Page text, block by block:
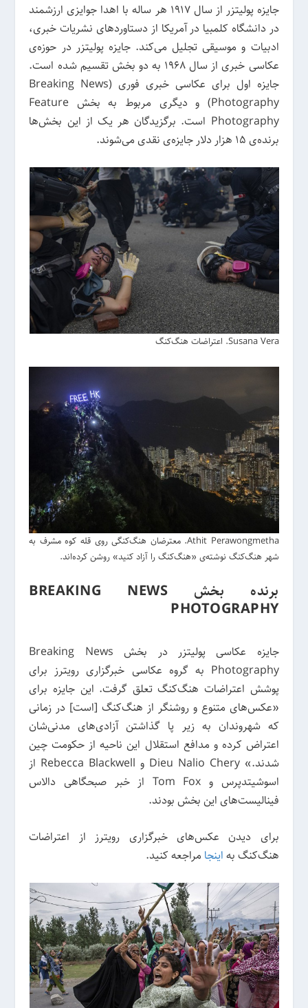
جایزه پولیتزر از سال 1917 هر ساله با اهدا جوایزی ارزشمند
در دانشگاه کلمبیا در آمریکا از دستاوردهای نشریات خبری،
ادبیات و موسیقی تجلیل می‌کند. جایزه پولیتزر در حوزه‌ی
عکاسی خبری از سال 1968 به دو بخش تقسیم شده است.
جایزه اول برای عکاسی خبری فوری (Breaking News
Photography) و دیگری مربوط به بخش Feature
Photography است. برگزیدگان هر یک از این بخش‌ها
برنده‌ی 15 هزار دلار جایزه‌ی نقدی می‌شوند.
Susana Vera. اعتراضات هنگ‌کنگ
Athit Perawongmetha. معترضان هنگ‌کنگی روی قله کوه مشرف به
شهر هنگ‌کنگ نوشته‌ی «هنگ‌کنگ را آزاد کنید» روشن کرده‌اند.
برنده بخش BREAKING NEWS
PHOTOGRAPHY
جایزه عکاسی پولیتزر در بخش Breaking News
Photography به گروه عکاسی خبرگزاری رویترز برای
پوشش اعتراضات هنگ‌کنگ تعلق گرفت. این جایزه برای
«عکس‌های متنوع و روشنگر از هنگ‌کنگ [است] در زمانی
که شهروندان به زیر پا گذاشتن آزادی‌های مدنی‌شان
اعتراض کرده و مدافع استقلال این ناحیه از حکومت چین
شدند.» Dieu Nalio Chery و Rebecca Blackwell از
اسوشیتدپرس و Tom Fox از خبر صبحگاهی دالاس
فینالیست‌های این بخش بودند.
برای دیدن عکس‌های خبرگزاری رویترز از اعتراضات
هنگ‌کنگ به اینجا مراجعه کنید.